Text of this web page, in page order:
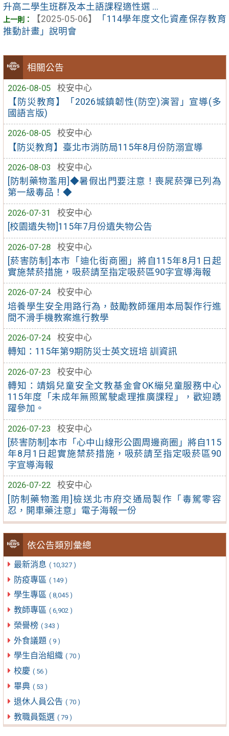
相關公告
2026-08-05
校安中心
【防災教育】「2026城鎮韌性(防空)演習」宣導(多
國語言版)
2026-08-05
校安中心
【防災教育】臺北市消防局115年8月份防溺宣導
2026-08-03
校安中心
[防制藥物濫用]◆暑假出門要注意！喪屍菸彈已列為
第一級毒品！◆
2026-07-31
校安中心
[校園遺失物]115年7月份遺失物公告
2026-07-28
校安中心
[菸害防制]本市「迪化街商圈」將自115年8月1日起
實施禁菸措施，吸菸請至指定吸菸區90字宣導海報
2026-07-24
校安中心
培養學生安全用路行為，鼓勵教師運用本局製作行進
間不滑手機教案進行教學
2026-07-24
校安中心
轉知：115年第9期防災士英文班培 訓資訊
2026-07-23
校安中心
轉知：靖娟兒童安全文教基金會OK繃兒童服務中心
115年度「未成年無照駕駛處理推廣課程」，歡迎踴
躍參加。
2026-07-23
校安中心
[菸害防制]本市「心中山線形公園周邊商圈」將自115
年8月1日起實施禁菸措施，吸菸請至指定吸菸區90
字宣導海報
2026-07-22
校安中心
[防制藥物濫用]檢送北市府交通局製作「毒駕零容
忍，開車藥注意」電子海報一份
依公告類別彙總
最新消息 ( 10,327 )
防疫專區 ( 149 )
學生專區 ( 8,045 )
教師專區 ( 6,902 )
榮譽榜 ( 343 )
外食議題 ( 9 )
學生自治組織 ( 70 )
校慶 ( 56 )
畢典 ( 53 )
退休人員公告 ( 70 )
教職員甄選 ( 79 )
升高二學生班群及本土語課程適性選 ...
【2025-05-06】
「114學年度文化資產保存教育
推動計畫」說明會